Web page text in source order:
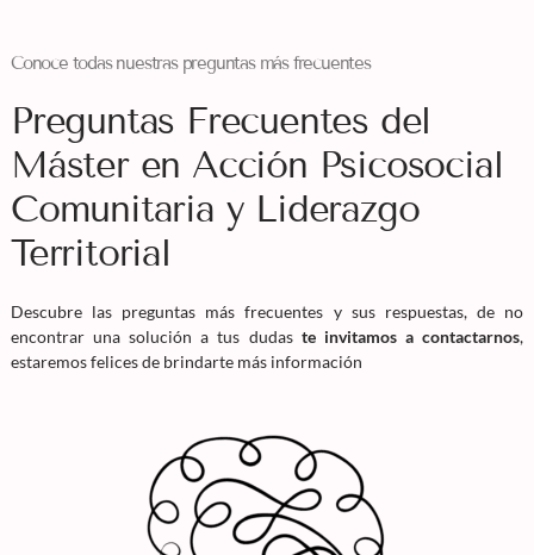
Conoce todas nuestras preguntas más frecuentes
Preguntas Frecuentes del
Máster en Acción Psicosocial
Comunitaria y Liderazgo
Territorial
Descubre las preguntas más frecuentes y sus respuestas, de no
encontrar una solución a tus dudas te invitamos a contactarnos,
estaremos felices de brindarte más información